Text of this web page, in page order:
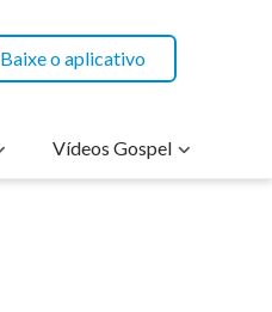
Baixe o aplicativo
Vídeos Gospel